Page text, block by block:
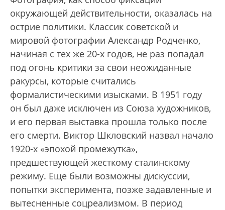
окружающей действительности, оказалась на
острие политики. Классик советской и
мировой фотографии Александр Родченко,
начиная с тех же 20-х годов, не раз попадал
под огонь критики за свои неожиданные
ракурсы, которые считались
формалистическими изысками. В 1951 году
он был даже исключен из Союза художников,
и его первая выставка прошла только после
его смерти. Виктор Шкловский назвал начало
1920-х «эпохой промежутка»,
предшествующей жесткому сталинскому
режиму. Еще были возможны дискуссии,
попытки эксперимента, позже задавленные и
вытесненные соцреализмом. В период